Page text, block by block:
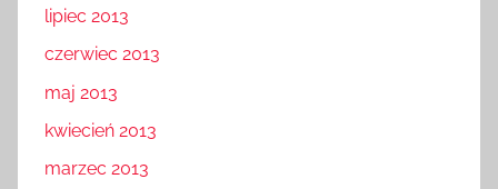
lipiec 2013
czerwiec 2013
maj 2013
kwiecień 2013
marzec 2013